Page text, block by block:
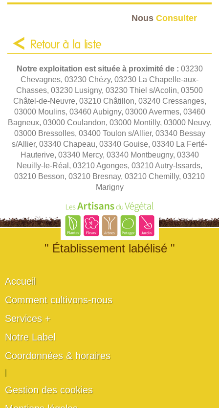
Nous Consulter
Retour à la liste
Notre exploitation est située à proximité de : 03230
Chevagnes, 03230 Chézy, 03230 La Chapelle-aux-
Chasses, 03230 Lusigny, 03230 Thiel s/Acolin, 03500
Châtel-de-Neuvre, 03210 Châtillon, 03240 Cressanges,
03000 Moulins, 03460 Aubigny, 03000 Avermes, 03460
Bagneux, 03000 Coulandon, 03000 Montilly, 03000 Neuvy,
03000 Bressolles, 03400 Toulon s/Allier, 03340 Bessay
s/Allier, 03340 Chapeau, 03340 Gouise, 03340 La Ferté-
Hauterive, 03340 Mercy, 03340 Montbeugny, 03340
Neuilly-le-Réal, 03210 Agonges, 03210 Autry-Issards,
03210 Besson, 03210 Bresnay, 03210 Chemilly, 03210
Marigny
" Établissement labélisé "
Accueil
Comment cultivons-nous
Services +
Notre Label
Coordonnées & horaires
Gestion des cookies